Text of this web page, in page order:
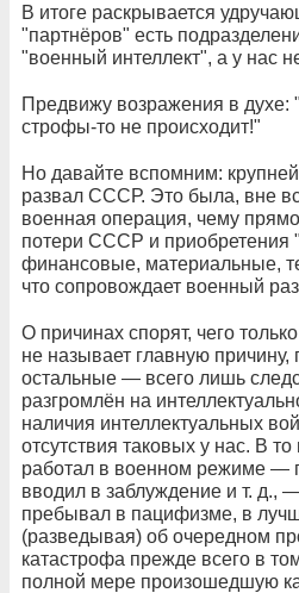
В итоге раскрывается
"партнёров" есть
"военный интеллект", а у нас
Предвижу возражения в духе:
строфы-то не происходит!"
Но давайте вспомним:
развал СССР. Это была, вне
военная операция, чему
потери СССР и приобретения
финансовые, материальные,
что сопровождает военный
О причинах спорят, чего
не называет главную
остальные — всего лишь
разгромлён на
наличия интеллектуальных
отсутствия таковых у нас. В
работал в военном режиме —
вводил в заблуждение и т. д.,
пребывал в пацифизме, в
(разведывая) об очередном
катастрофа прежде всего в
полной мере произошедшую